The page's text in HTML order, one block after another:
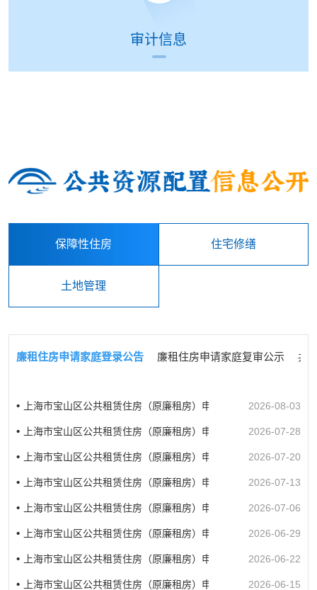
审计信息
保障性住房 住宅修缮
土地管理
廉租住房申请家庭登录公告 廉租住房申请家庭复审公示 共
上海市宝山区公共租赁住房（原廉租房）申请家庭登录公告
2026-08-03
上海市宝山区公共租赁住房（原廉租房）申请家庭登录公告
2026-07-28
上海市宝山区公共租赁住房（原廉租房）申请家庭登录公告
2026-07-20
上海市宝山区公共租赁住房（原廉租房）申请家庭登录公告
2026-07-13
上海市宝山区公共租赁住房（原廉租房）申请家庭登录公告
2026-07-06
上海市宝山区公共租赁住房（原廉租房）申请家庭登录公告
2026-06-29
上海市宝山区公共租赁住房（原廉租房）申请家庭登录公告
2026-06-22
上海市宝山区公共租赁住房（原廉租房）申请家庭登录公告
2026-06-15